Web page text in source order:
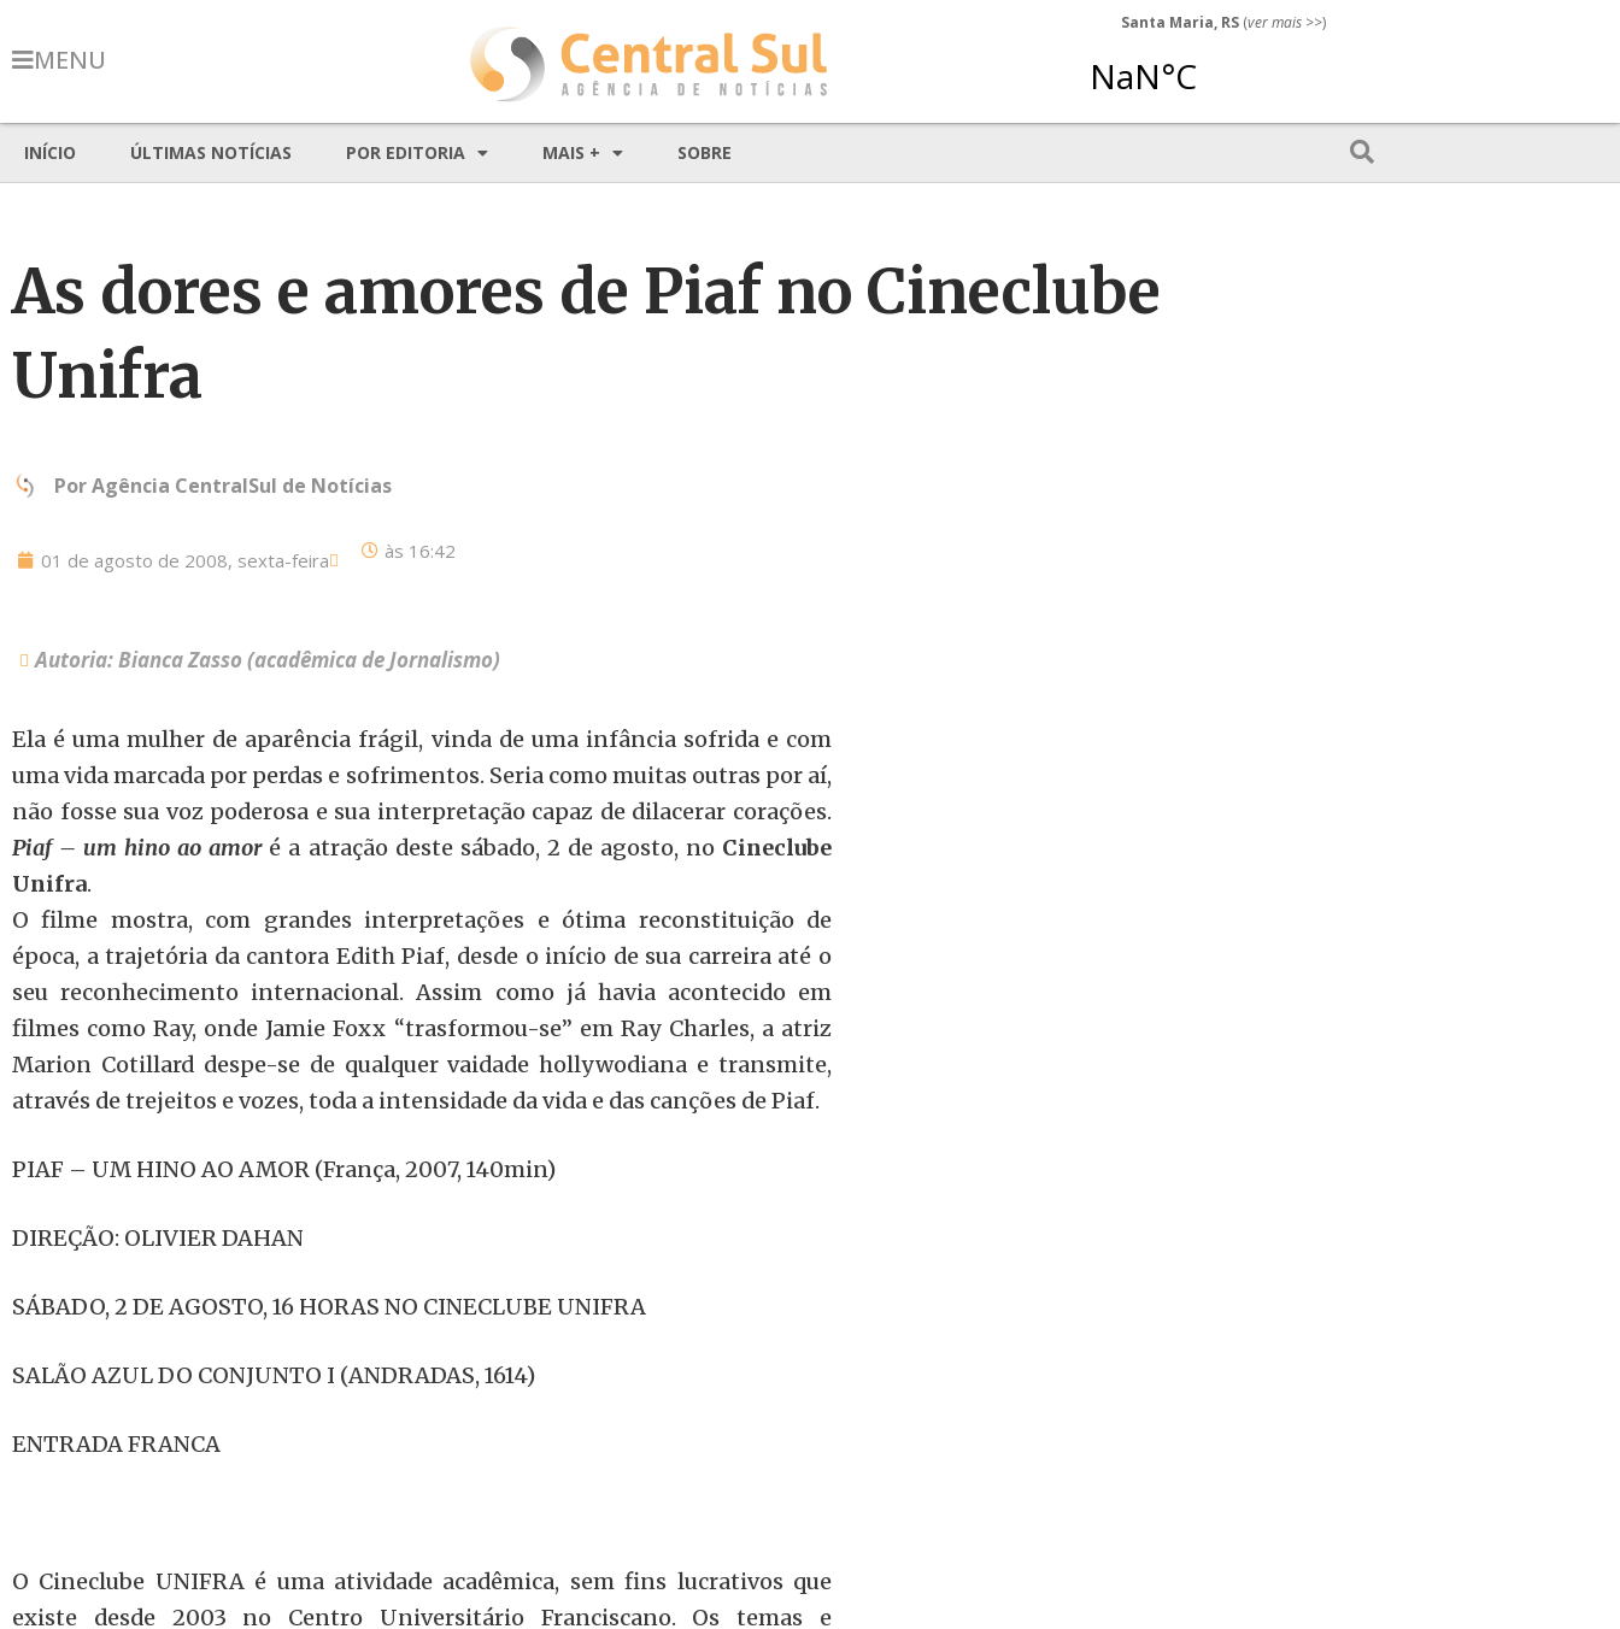
MENU
Santa Maria, RS (ver mais >>)
INÍCIO ÚLTIMAS NOTÍCIAS POR EDITORIA MAIS + SOBRE
As dores e amores de Piaf no Cineclube
Unifra
PorAgência CentralSul de Notícias
01 de agosto de 2008, sexta-feira às 16:42
Autoria: Bianca Zasso (acadêmica de Jornalismo)
Ela é uma mulher de aparência frágil, vinda de uma infância sofrida e com
uma vida marcada por perdas e sofrimentos. Seria como muitas outras por aí,
não fosse sua voz poderosa e sua interpretação capaz de dilacerar corações.
Piaf – um hino ao amoré a atração deste sábado, 2 de agosto, no Cineclube
Unifra.
O filme mostra, com grandes interpretações e ótima reconstituição de
época, a trajetória da cantora Edith Piaf, desde o início de sua carreira até o
seu reconhecimento internacional. Assim como já havia acontecido em
filmes como Ray, onde Jamie Foxx “trasformou-se” em Ray Charles, a atriz
Marion Cotillard despe-se de qualquer vaidade hollywodiana e transmite,
através de trejeitos e vozes, toda a intensidade da vida e das canções de Piaf.
PIAF – UM HINO AO AMOR (França, 2007, 140min)
DIREÇÃO: OLIVIER DAHAN
SÁBADO, 2 DE AGOSTO, 16 HORAS NO CINECLUBE UNIFRA
SALÃO AZUL DO CONJUNTO I (ANDRADAS, 1614)
ENTRADA FRANCA
O Cineclube UNIFRA é uma atividade acadêmica, sem fins lucrativos que
existe desde 2003 no Centro Universitário Franciscano. Os temas e